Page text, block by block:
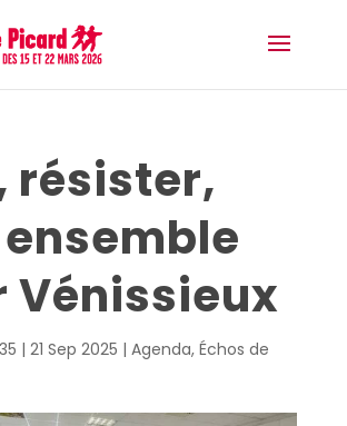
résister,
Vénissieux
| 21 Sep 2025 | Agenda, Échos de